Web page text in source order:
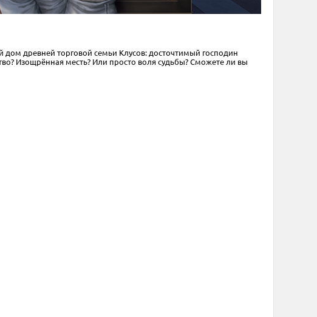
древней торговой семьи Клусов: досточтимый господин
Изощрённая месть? Или просто воля судьбы? Сможете ли вы